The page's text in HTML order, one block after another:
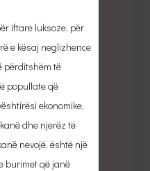
iftare luksoze, për
e kësaj neglizhence
përditshëm të
popullate që
ekonomike,
dhe njerëz të
nevojë, është një
burimet që janë